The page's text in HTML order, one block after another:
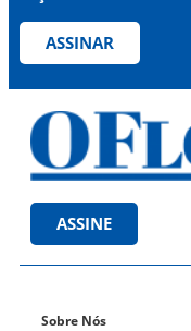
ASSINAR
ASSINE
Sobre Nós